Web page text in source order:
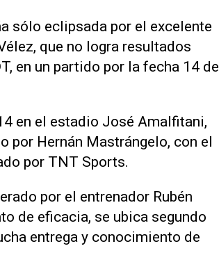
sólo eclipsada por el excelente
que no logra resultados
en un partido por la fecha 14 de
en el estadio José Amalfitani,
por Hernán Mastrángelo, con el
por TNT Sports.
por el entrenador Rubén
de eficacia, se ubica segundo
entrega y conocimiento de